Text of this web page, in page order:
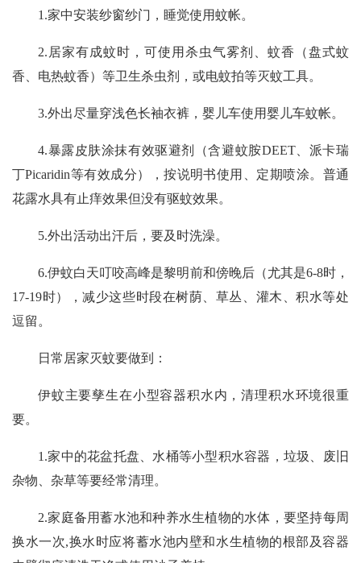
1.家中安装纱窗纱门，睡觉使用蚊帐。
2.居家有成蚊时，可使用杀虫气雾剂、蚊香（盘式蚊
香、电热蚊香）等卫生杀虫剂，或电蚊拍等灭蚊工具。
3.外出尽量穿浅色长袖衣裤，婴儿车使用婴儿车蚊帐。
4.暴露皮肤涂抹有效驱避剂（含避蚊胺DEET、派卡瑞
丁Picaridin等有效成分），按说明书使用、定期喷涂。普通
花露水具有止痒效果但没有驱蚊效果。
5.外出活动出汗后，要及时洗澡。
6.伊蚊白天叮咬高峰是黎明前和傍晚后（尤其是6-8时，
17-19时），减少这些时段在树荫、草丛、灌木、积水等处
逗留。
日常居家灭蚊要做到：
伊蚊主要孳生在小型容器积水内，清理积水环境很重
要。
1.家中的花盆托盘、水桶等小型积水容器，垃圾、废旧
杂物、杂草等要经常清理。
2.家庭备用蓄水池和种养水生植物的水体，要坚持每周
换水一次,换水时应将蓄水池内壁和水生植物的根部及容器